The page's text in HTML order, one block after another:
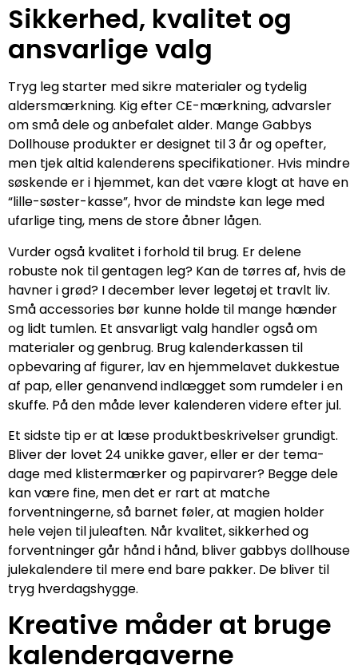
Sikkerhed, kvalitet og
ansvarlige valg
Tryg leg starter med sikre materialer og tydelig
aldersmærkning. Kig efter CE-mærkning, advarsler
om små dele og anbefalet alder. Mange Gabbys
Dollhouse produkter er designet til 3 år og opefter,
men tjek altid kalenderens specifikationer. Hvis mindre
søskende er i hjemmet, kan det være klogt at have en
“lille-søster-kasse”, hvor de mindste kan lege med
ufarlige ting, mens de store åbner lågen.
Vurder også kvalitet i forhold til brug. Er delene
robuste nok til gentagen leg? Kan de tørres af, hvis de
havner i grød? I december lever legetøj et travlt liv.
Små accessories bør kunne holde til mange hænder
og lidt tumlen. Et ansvarligt valg handler også om
materialer og genbrug. Brug kalenderkassen til
opbevaring af figurer, lav en hjemmelavet dukkestue
af pap, eller genanvend indlægget som rumdeler i en
skuffe. På den måde lever kalenderen videre efter jul.
Et sidste tip er at læse produktbeskrivelser grundigt.
Bliver der lovet 24 unikke gaver, eller er der tema-
dage med klistermærker og papirvarer? Begge dele
kan være fine, men det er rart at matche
forventningerne, så barnet føler, at magien holder
hele vejen til juleaften. Når kvalitet, sikkerhed og
forventninger går hånd i hånd, bliver gabbys dollhouse
julekalendere til mere end bare pakker. De bliver til
tryg hverdagshygge.
Kreative måder at bruge
kalendergaverne